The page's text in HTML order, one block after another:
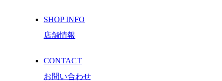
SHOP INFO
店舗情報
CONTACT
お問い合わせ